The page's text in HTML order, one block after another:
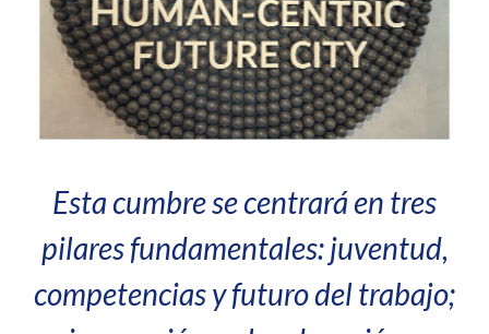
Esta cumbre se centrará en tres
pilares fundamentales: juventud,
competencias y futuro del trabajo;